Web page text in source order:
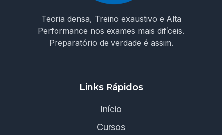
Teoria densa, Treino exaustivo e Alta
Performance nos exames mais difíceis.
Preparatório de verdade é assim.
Links Rápidos
Início
Cursos